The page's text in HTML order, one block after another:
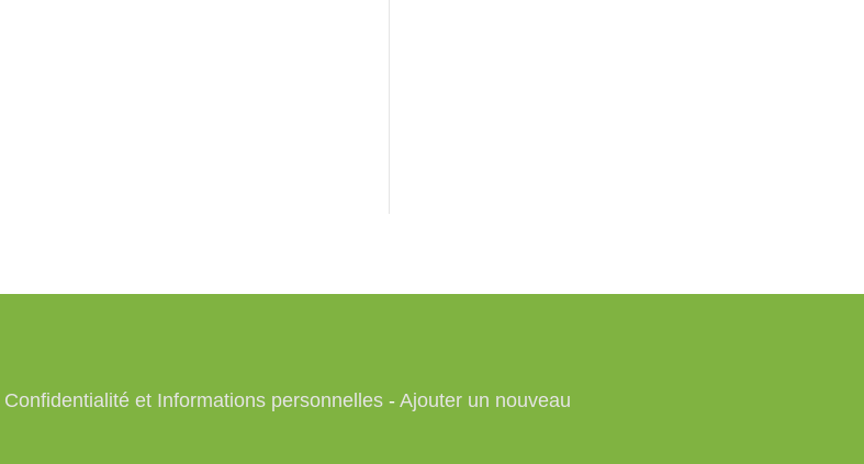
Confidentialité et Informations personnelles- Ajouter un nouveau